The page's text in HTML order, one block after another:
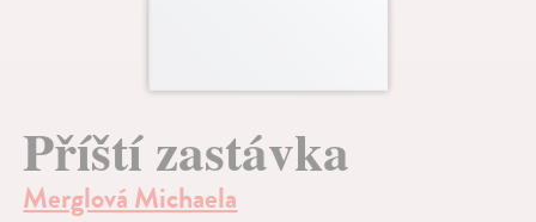
Příští zastávka
Merglová Michaela